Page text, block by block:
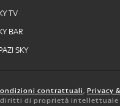
TV
BAR
SKY
contrattuali, Privacy
diritti di proprietà